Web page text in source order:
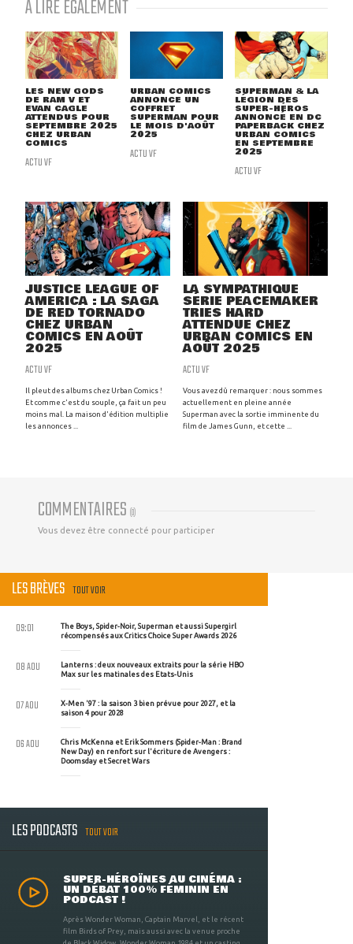
À LIRE ÉGALEMENT
LES NEW GODS
DE RAM V ET
EVAN CAGLE
ATTENDUS POUR
SEPTEMBRE 2025
CHEZ URBAN
COMICS
ACTU VF
URBAN COMICS
ANNONCE UN
COFFRET
SUPERMAN POUR
LE MOIS D'AOÛT
2025
ACTU VF
SUPERMAN & LA
LÉGION DES
SUPER-HÉROS
ANNONCÉ EN DC
PAPERBACK CHEZ
URBAN COMICS
EN SEPTEMBRE
2025
ACTU VF
JUSTICE LEAGUE OF
AMERICA : LA SAGA
DE RED TORNADO
CHEZ URBAN
COMICS EN AOÛT
2025
ACTU VF
Il pleut des albums chez Urban Comics !
Et comme c'est du souple, ça fait un peu
moins mal. La maison d'édition multiplie
les annonces ...
LA SYMPATHIQUE
SÉRIE PEACEMAKER
TRIES HARD
ATTENDUE CHEZ
URBAN COMICS EN
AOÛT 2025
ACTU VF
Vous avez dû remarquer : nous sommes
actuellement en pleine année
Superman avec la sortie imminente du
film de James Gunn, et cette ...
COMMENTAIRES (0)
Vous devez être connecté pour participer
LES BRÈVES TOUT VOIR
The Boys, Spider-Noir, Superman et aussi Supergirl
récompensés aux Critics Choice Super Awards 2026
09:01
Lanterns : deux nouveaux extraits pour la série HBO
Max sur les matinales des Etats-Unis
08 AOU
X-Men '97 : la saison 3 bien prévue pour 2027, et la
saison 4 pour 2028
07 AOU
Chris McKenna et Erik Sommers (Spider-Man : Brand
New Day) en renfort sur l'écriture de Avengers :
Doomsday et Secret Wars
06 AOU
LES PODCASTS TOUT VOIR
SUPER-HÉROÏNES AU CINÉMA :
UN DÉBAT 100% FÉMININ EN
PODCAST !
Après Wonder Woman, Captain Marvel, et le récent
film Birds of Prey, mais aussi avec la venue proche